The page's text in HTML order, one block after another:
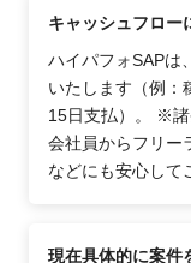
キャッシュフロー
ハイパフォSAPは
いたします（例：
15日支払）。 ※諸
会社員からフリー
などにも安心して
現在具体的に案件